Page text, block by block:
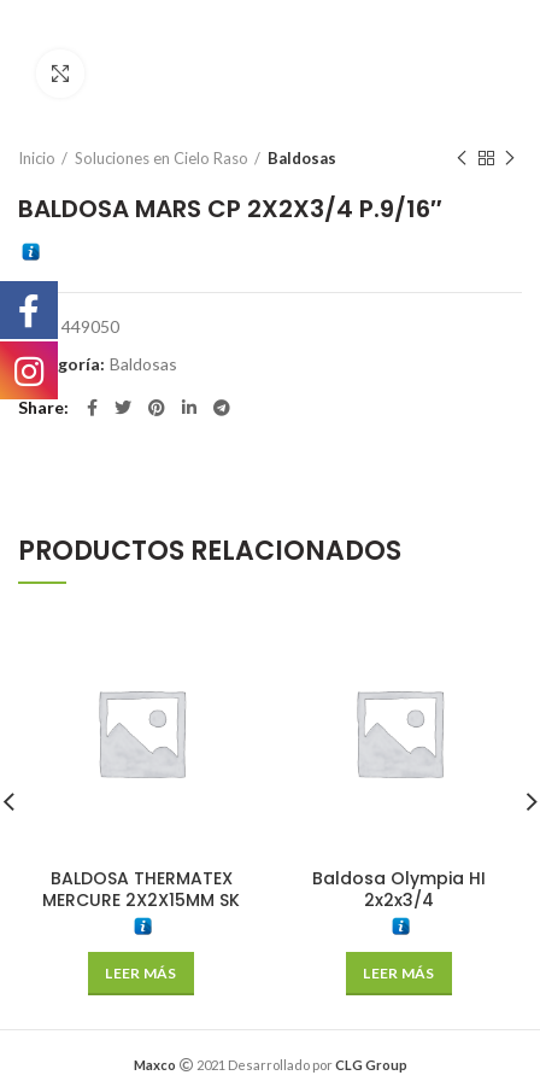
Inicio Soluciones en Cielo Raso Baldosas
BALDOSA MARS CP 2X2X3/4 P.9/16″
SKU: 449050
Categoría: Baldosas
Share
PRODUCTOS RELACIONADOS
BALDOSA THERMATEX
MERCURE 2X2X15MM SK
LEER MÁS
Baldosa Olympia HI
2x2x3/4
LEER MÁS
Maxco 2021 Desarrollado porCLG Group